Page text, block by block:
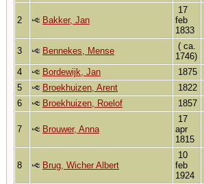
2 Bakker, Jan
17
feb
1833
3 Bennekes, Mense
( ca.
1746)
4 Bordewijk, Jan 1875
5
Broekhuizen, Arent 1822
6
Broekhuizen, Roelof 1857
7 Brouwer, Anna
17
apr
1815
8 Brug, Wicher Albert
10
feb
1924